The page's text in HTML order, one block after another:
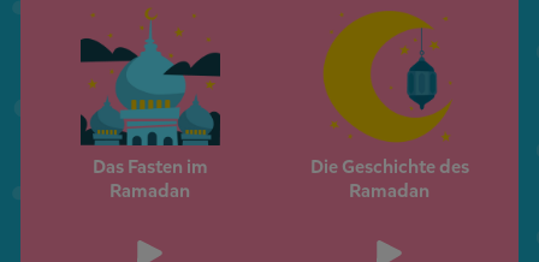
Das Fasten im
Ramadan
Die Geschichte des
Ramadan